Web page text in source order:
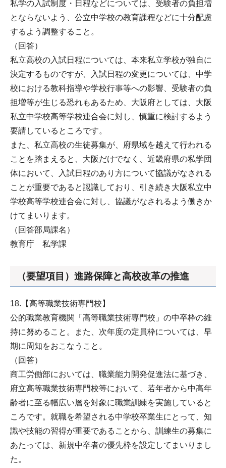
私学の入試制度・日程などについては、受験者の負担増
とならないよう、公立中学校の教育課程などに十分配慮
するよう調整すること。
（回答）
私立高校の入試日程については、本来私立学校が独自に
決定するものですが、入試日程の変更については、中学
校における教科指導や学校行事等への影響、受験者の負
担増等が生じる恐れもあるため、大阪府としては、大阪
私立中学校高等学校連合会に対し、慎重に検討するよう
要請しているところです。
また、私立高校の生徒募集が、府県域を越えて行われる
ことを踏まえると、大阪だけでなく、近畿府県の私学団
体において、入試日程のあり方について協議がなされる
ことが重要であると認識しており、引き続き大阪私立中
学校高等学校連合会に対し、協議がなされるよう働きか
けてまいります。
（回答部局課名）
教育庁 私学課
（要望項目）進路保障と高校改革の推進
18.【高等職業技術専門校】
公的職業教育機関「高等職業技術専門校」の中卒枠の維
持に努めること。また、次年度の定員枠については、早
期に周知をおこなうこと。
（回答）
商工労働部においては、職業能力開発促進法に基づき、
府立高等職業技術専門校等において、若年者から中高年
齢者に至る幅広い層を対象に職業訓練を実施していると
ころです。就職を希望される中学校卒業生にとって、知
識や技能の習得が重要であることから、訓練生の募集に
あたっては、新規中卒者の優先枠を設定してまいりまし
た。